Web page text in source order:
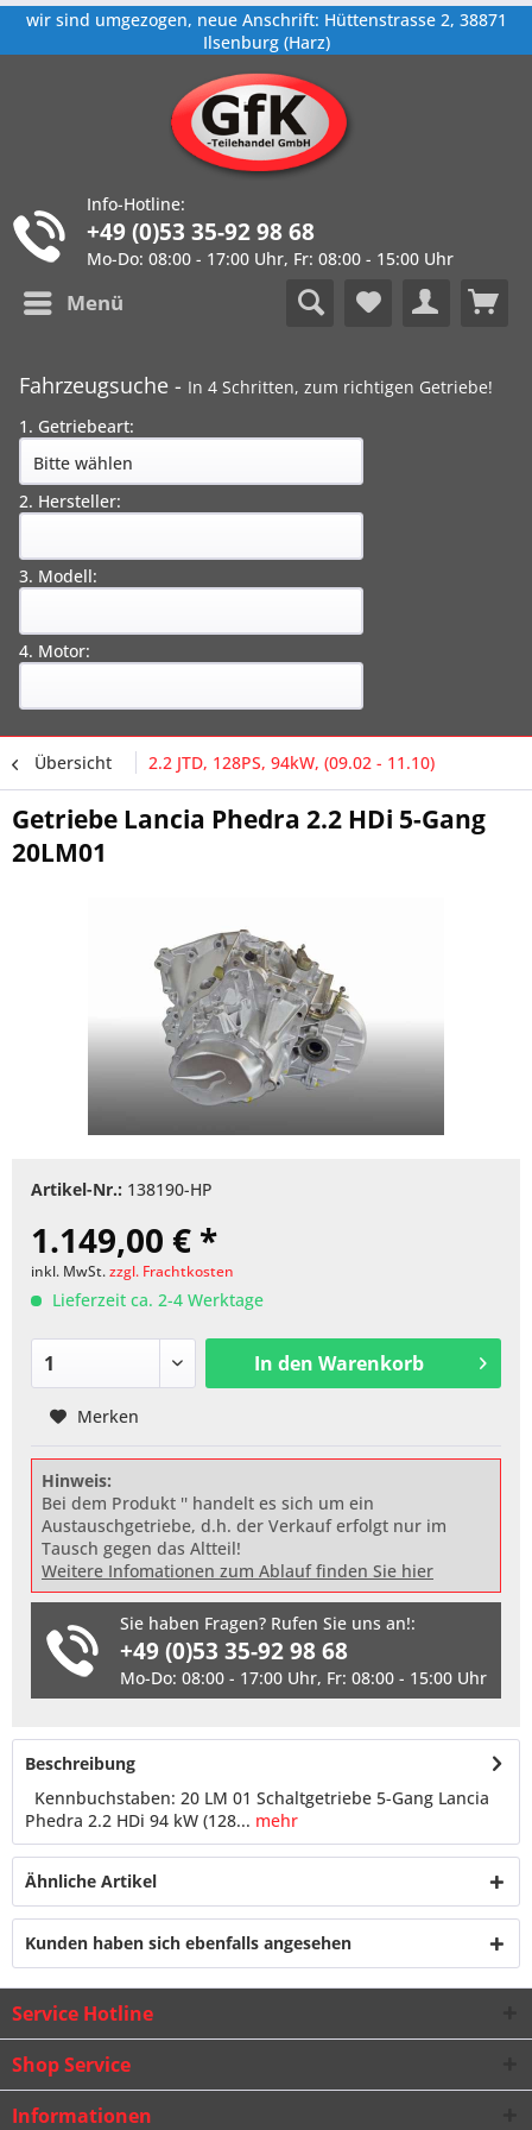
wir sind umgezogen, neue Anschrift: Hüttenstrasse 2, 38871
Ilsenburg (Harz)
Info-Hotline:
+49 (0)53 35-92 98 68
Mo-Do: 08:00 - 17:00 Uhr, Fr: 08:00 - 15:00 Uhr
Menü
Fahrzeugsuche - In 4 Schritten, zum richtigen Getriebe!
1. Getriebeart:
2. Hersteller:
3. Modell:
4. Motor:
Übersicht 2.2 JTD, 128PS, 94kW, (09.02 - 11.10)
Getriebe Lancia Phedra 2.2 HDi 5-Gang
20LM01
Artikel-Nr.: 138190-HP
1.149,00 € *
inkl. MwSt.zzgl. Frachtkosten
Lieferzeit ca. 2-4 Werktage
In den Warenkorb
Merken
Hinweis:
Bei dem Produkt '' handelt es sich um ein
Austauschgetriebe, d.h. der Verkauf erfolgt nur im
Tausch gegen das Altteil!
Weitere Infomationen zum Ablauf finden Sie hier
Sie haben Fragen? Rufen Sie uns an!:
+49 (0)53 35-92 98 68
Mo-Do: 08:00 - 17:00 Uhr, Fr: 08:00 - 15:00 Uhr
Beschreibung
Kennbuchstaben: 20 LM 01 Schaltgetriebe 5-Gang Lancia
Phedra 2.2 HDi 94 kW (128... mehr
Ähnliche Artikel
Kunden haben sich ebenfalls angesehen
Service Hotline
Shop Service
Informationen